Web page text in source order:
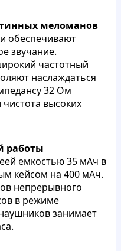
меломанов
обеспечивают
звучание.
частотный
наслаждаться
32 Ом
чистота высоких
работы
емкостью 35 мАч в
кейсом на 400 мАч.
непрерывного
в режиме
занимает